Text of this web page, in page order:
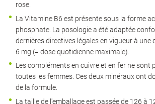
rose.
La Vitamine B6 est présente sous la forme
phosphate. La posologie a été adaptée
dernières directives légales en vigueur à une
6 mg (= dose quotidienne maximale).
Les compléments en cuivre et en fer ne sont
toutes les femmes. Ces deux minéraux ont
de la formule.
La taille de l'emballage est passée de 126 à